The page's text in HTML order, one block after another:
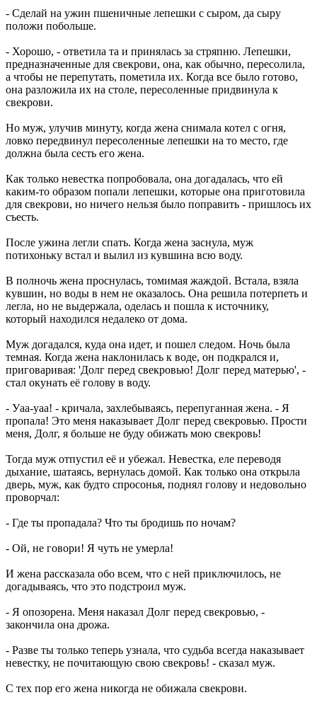
- Сделай на ужин пшеничные лепешки с сыром, да сыру
положи побольше.
- Хорошо, - ответила та и принялась за стряпню. Лепешки,
предназначенные для свекрови, она, как обычно, пересолила,
а чтобы не перепутать, пометила их. Когда все было готово,
она разложила их на столе, пересоленные придвинула к
свекрови.
Но муж, улучив минуту, когда жена снимала котел с огня,
ловко передвинул пересоленные лепешки на то место, где
должна была сесть его жена.
Как только невестка попробовала, она догадалась, что ей
каким-то образом попали лепешки, которые она приготовила
для свекрови, но ничего нельзя было поправить - пришлось их
съесть.
После ужина легли спать. Когда жена заснула, муж
потихоньку встал и вылил из кувшина всю воду.
В полночь жена проснулась, томимая жаждой. Встала, взяла
кувшин, но воды в нем не оказалось. Она решила потерпеть и
легла, но не выдержала, оделась и пошла к источнику,
который находился недалеко от дома.
Муж догадался, куда она идет, и пошел следом. Ночь была
темная. Когда жена наклонилась к воде, он подкрался и,
приговаривая: 'Долг перед свекровью! Долг перед матерью', -
стал окунать её голову в воду.
- Уаа-уаа! - кричала, захлебываясь, перепуганная жена. - Я
пропала! Это меня наказывает Долг перед свекровью. Прости
меня, Долг, я больше не буду обижать мою свекровь!
Тогда муж отпустил её и убежал. Невестка, еле переводя
дыхание, шатаясь, вернулась домой. Как только она открыла
дверь, муж, как будто спросонья, поднял голову и недовольно
проворчал:
- Где ты пропадала? Что ты бродишь по ночам?
- Ой, не говори! Я чуть не умерла!
И жена рассказала обо всем, что с ней приключилось, не
догадываясь, что это подстроил муж.
- Я опозорена. Меня наказал Долг перед свекровью, -
закончила она дрожа.
- Разве ты только теперь узнала, что судьба всегда наказывает
невестку, не почитающую свою свекровь! - сказал муж.
С тех пор его жена никогда не обижала свекрови.